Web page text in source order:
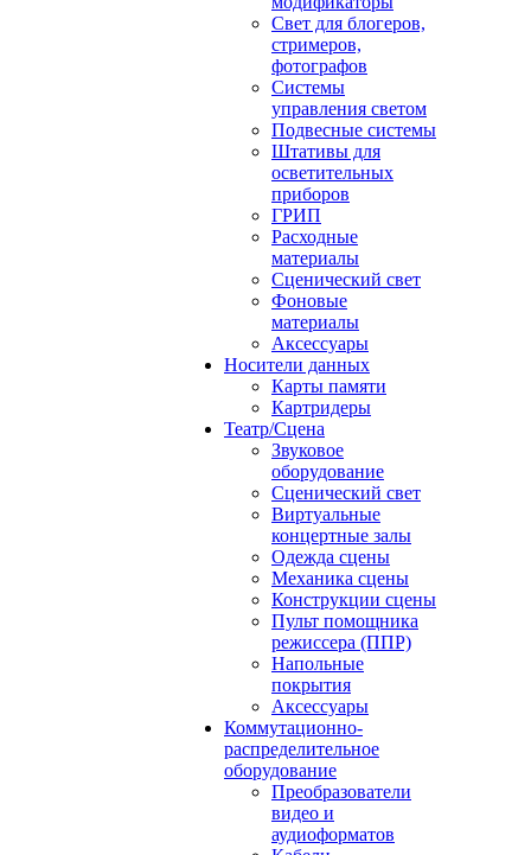
Свет для блогеров,
стримеров,
фотографов
Системы
управления светом
Подвесные системы
Штативы для
осветительных
приборов
ГРИП
Расходные
материалы
Сценический свет
Фоновые
материалы
Аксессуары
Носители данных
Карты памяти
Картридеры
Театр/Сцена
Звуковое
оборудование
Сценический свет
Виртуальные
концертные залы
Одежда сцены
Механика сцены
Конструкции сцены
Пульт помощника
режиссера (ППР)
Напольные
покрытия
Аксессуары
Коммутационно-
распределительное
оборудование
Преобразователи
видео и
аудиоформатов